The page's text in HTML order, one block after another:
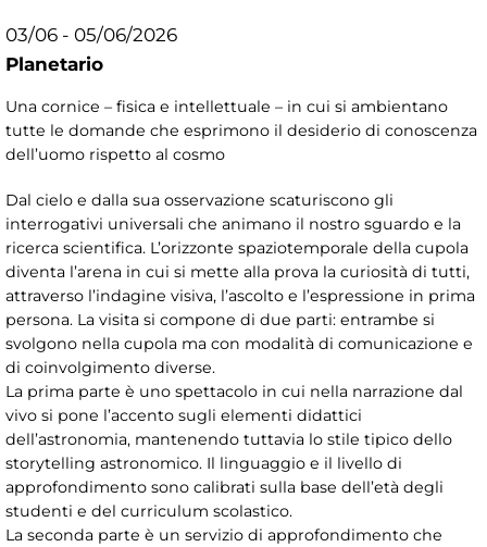
03/06 - 05/06/2026
Planetario
Una cornice – fisica e intellettuale – in cui si ambientano
tutte le domande che esprimono il desiderio di conoscenza
dell’uomo rispetto al cosmo
Dal cielo e dalla sua osservazione scaturiscono gli
interrogativi universali che animano il nostro sguardo e la
ricerca scientifica. L’orizzonte spaziotemporale della cupola
diventa l’arena in cui si mette alla prova la curiosità di tutti,
attraverso l’indagine visiva, l’ascolto e l’espressione in prima
persona. La visita si compone di due parti: entrambe si
svolgono nella cupola ma con modalità di comunicazione e
di coinvolgimento diverse.
La prima parte è uno spettacolo in cui nella narrazione dal
vivo si pone l’accento sugli elementi didattici
dell’astronomia, mantenendo tuttavia lo stile tipico dello
storytelling astronomico. Il linguaggio e il livello di
approfondimento sono calibrati sulla base dell’età degli
studenti e del curriculum scolastico.
La seconda parte è un servizio di approfondimento che